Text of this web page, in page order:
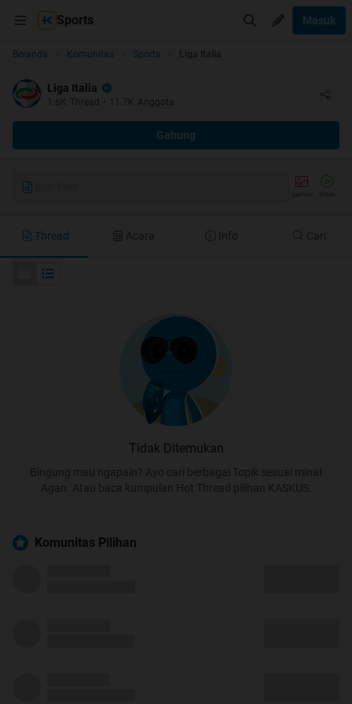
Sports Masuk
Beranda Komunitas Sports Liga Italia
Liga Italia
1.6K Thread • 11.7K Anggota
Gabung
Thread Acara Info Cari
Tidak Ditemukan
Bingung mau ngapain? Ayo cari berbagai Topik sesuai minat
Agan. Atau baca kumpulan Hot Thread pilihan KASKUS.
Komunitas Pilihan